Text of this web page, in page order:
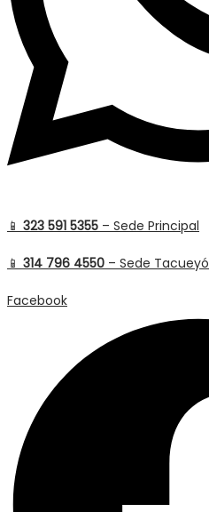
📱 323 591 5355 – Sede Principal
📱 314 796 4550 – Sede Tacueyó
Facebook